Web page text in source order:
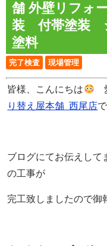
舗 外壁リフォ
装 付帯塗装
塗料
完了検査 現場管理
皆様、こんにちは
り替え屋本舗 西尾店
ブログにてお伝えして
の工事が
完工致しましたので御